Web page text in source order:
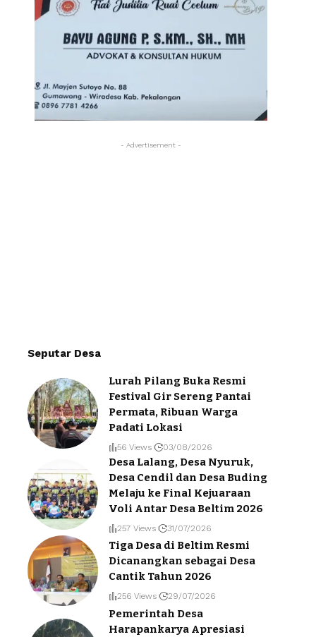
- Advertisement -
Seputar Desa
Lurah Pilang Buka Resmi
Festival Gir Sereng Pantai
Permata, Ribuan Warga
Padati Lokasi
56 Views 03/08/2026
Desa Lalang, Desa Nyuruk,
Desa Cendil dan Desa Buding
Melaju ke Final Kejuaraan
Voli Antar Desa Beltim 2026
257 Views 31/07/2026
Tiga Desa di Beltim Resmi
Dicanangkan sebagai Desa
Cantik Tahun 2026
256 Views 29/07/2026
Pemerintah Desa
Harapankarya Apresiasi